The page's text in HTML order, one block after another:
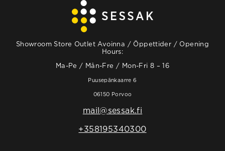
Showroom Store Outlet Avoinna / Öppettider / Opening
Hours:
Ma-Pe / Mån-Fre / Mon-Fri 8 – 16
Puusepänkaarre 6
06150 Porvoo
mail@sessak.fi
+358195340300